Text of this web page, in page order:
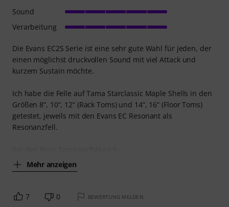
Die Evans EC2S Serie ist eine sehr gute Wahl für jeden, der
einen möglichst druckvollen Sound mit viel Attack und
kurzem Sustain möchte.
Ich habe die Felle auf Tama Starclassic Maple Shells in den
Größen 8“, 10“, 12“ (Rack Toms) und 14“, 16“ (Floor Toms)
getestet, jeweils mit den Evans EC Resonant als
Resonanzfell.
Mehr anzeigen
Sound
Verarbeitung
7 0 BEWERTUNG MELDEN